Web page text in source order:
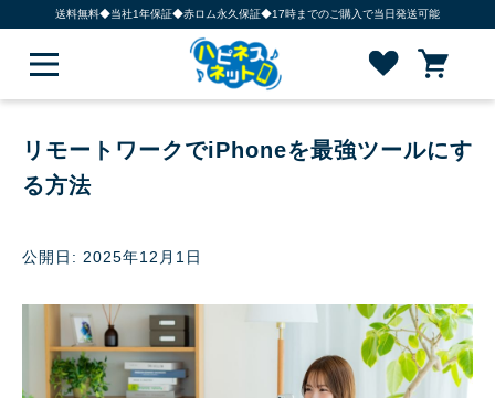
送料無料◆当社1年保証◆赤ロム永久保証◆17時までのご購入で当日発送可能
リモートワークでiPhoneを最強ツールにす
る方法
公開日: 2025年12月1日